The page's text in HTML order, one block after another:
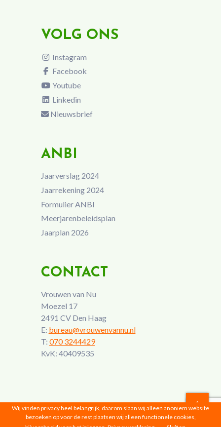
VOLG ONS
Instagram
Facebook
Youtube
Linkedin
Nieuwsbrief
ANBI
Jaarverslag 2024
Jaarrekening 2024
Formulier ANBI
Meerjarenbeleidsplan
Jaarplan 2026
CONTACT
Vrouwen van Nu
Moezel 17
2491 CV Den Haag
E: bureau@vrouwenvannu.nl
T: 070 3244429
KvK: 40409535
Vrouwen van Nu © 2026 |Privacyverklaring
Wij vinden privacy heel belangrijk, daarom slaan wij alleen anoniem website
bezoeken op voor de rest plaatsen wij alleen functionele cookies,